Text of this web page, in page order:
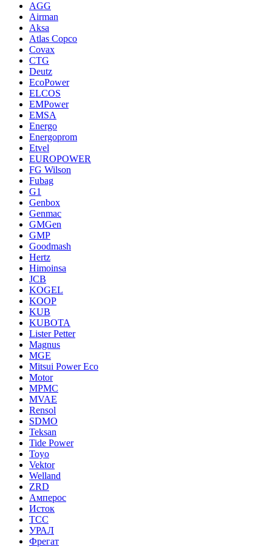
AGG
Airman
Aksa
Atlas Copco
Covax
CTG
Deutz
EcoPower
ELCOS
EMPower
EMSA
Energo
Energoprom
Etvel
EUROPOWER
FG Wilson
Fubag
G1
Genbox
Genmac
GMGen
GMP
Goodmash
Hertz
Himoinsa
JCB
KOGEL
KOOP
KUB
KUBOTA
Lister Petter
Magnus
MGE
Mitsui Power Eco
Motor
MPMC
MVAE
Rensol
SDMO
Teksan
Tide Power
Toyo
Vektor
Welland
ZRD
Амперос
Исток
ТСС
УРАЛ
Фрегат